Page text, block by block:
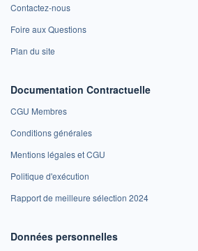
Contactez-nous
Foire aux Questions
Plan du site
Documentation Contractuelle
CGU Membres
Conditions générales
Mentions légales et CGU
Politique d'exécution
Rapport de meilleure sélection 2024
Données personnelles